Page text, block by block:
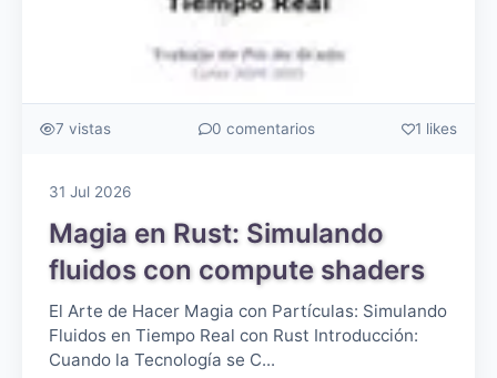
7 vistas 0 comentarios 1 likes
31 Jul 2026
Magia en Rust: Simulando
fluidos con compute shaders
El Arte de Hacer Magia con Partículas: Simulando
Fluidos en Tiempo Real con Rust Introducción:
Cuando la Tecnología se C...